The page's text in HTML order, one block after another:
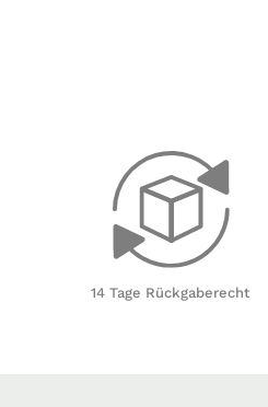
14 Tage Rückgaberecht